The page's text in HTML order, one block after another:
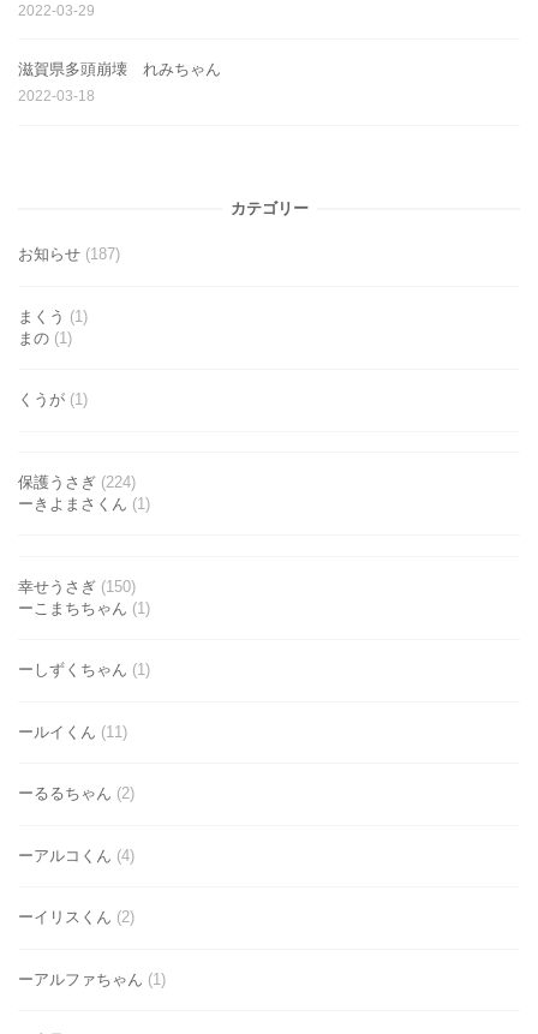
2022-03-29
滋賀県多頭崩壊 れみちゃん
2022-03-18
カテゴリー
お知らせ (187)
まくう (1)
まの (1)
くうが (1)
保護うさぎ (224)
ーきよまさくん (1)
幸せうさぎ (150)
ーこまちちゃん (1)
ーしずくちゃん (1)
ールイくん (11)
ーるるちゃん (2)
ーアルコくん (4)
ーイリスくん (2)
ーアルファちゃん (1)